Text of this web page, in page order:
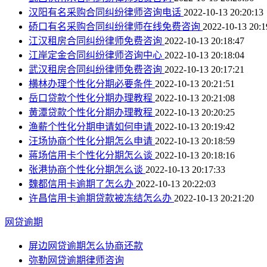
汉阳有名采购合同纠纷律师咨询电话 2022-10-13 20:20:13
硚口有名采购合同纠纷律师在线免费咨询 2022-10-13
江汉租房合同纠纷律师免费咨询 2022-10-13 20:18:47
江岸定金合同纠纷律师咨询中心 2022-10-13 20:18:04
武汉租房合同纠纷律师免费咨询 2022-10-13 20:17:21
横林办理个性化分期必要条件 2022-10-13 20:21:51
岳口贷款个性化分期办理教程 2022-10-13 20:21:08
黄潭贷款个性化分期办理教程 2022-10-13 20:20:25
渔薪个性化分期申请如何申请 2022-10-13 20:19:42
汪场协商个性化分期怎么申请 2022-10-13 20:18:59
蒋场信用卡个性化分期怎么谈 2022-10-13 20:18:16
张港协商个性化分期怎么谈 2022-10-13 20:17:33
魏都信用卡逾期了怎么办 2022-10-13 20:22:03
许昌信用卡逾期贷款被冻结怎么办 2022-10-13 20:21:20
网贷逾期
屏边网贷逾期怎么协商还款
弥勒网贷逾期律师咨询